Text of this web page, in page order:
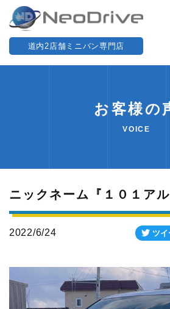
道内2店舗ミニバン専門店
お客様の
VOICE
ニックネーム『１０１ア
2022/6/24 ツイ